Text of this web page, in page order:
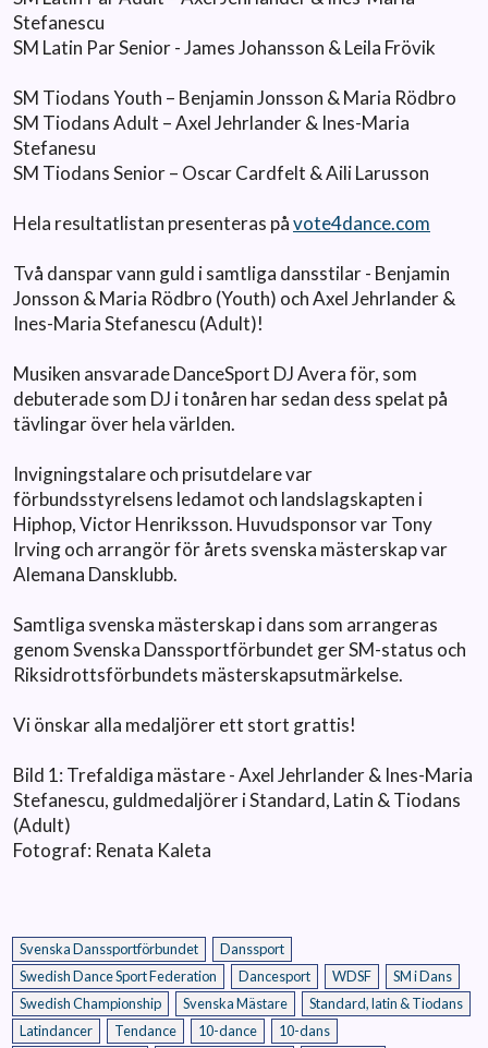
Stefanescu
SM Latin Par Senior - James Johansson & Leila Frövik
SM Tiodans Youth – Benjamin Jonsson & Maria Rödbro
SM Tiodans Adult – Axel Jehrlander & Ines-Maria
Stefanesu
SM Tiodans Senior – Oscar Cardfelt & Aili Larusson
Hela resultatlistan presenteras påvote4dance.com
Två danspar vann guld i samtliga dansstilar - Benjamin
Jonsson & Maria Rödbro (Youth) och Axel Jehrlander &
Ines-Maria Stefanescu (Adult)!
Musiken ansvarade DanceSport DJ Avera för, som
debuterade som DJ i tonåren har sedan dess spelat på
tävlingar över hela världen.
Invigningstalare och prisutdelare var
förbundsstyrelsens ledamot och landslagskapten i
Hiphop, Victor Henriksson. Huvudsponsor var Tony
Irving och arrangör för årets svenska mästerskap var
Alemana Dansklubb.
Samtliga svenska mästerskap i dans som arrangeras
genom Svenska Danssportförbundet ger SM-status och
Riksidrottsförbundets mästerskapsutmärkelse.
Vi önskar alla medaljörer ett stort grattis!
Bild 1: Trefaldiga mästare - Axel Jehrlander & Ines-Maria
Stefanescu, guldmedaljörer i Standard, Latin & Tiodans
(Adult)
Fotograf: Renata Kaleta
Svenska Danssportförbundet
Danssport
Swedish Dance Sport Federation
Dancesport WDSF
SM i Dans
Swedish Championship
Svenska Mästare
Standard, latin & Tiodans
Latindancer
Tendance 10-dance
10-dans